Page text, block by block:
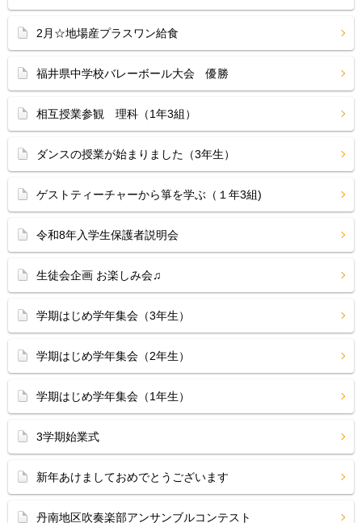
2月☆地場産プラスワン給食
福井県中学校バレーボール大会 優勝
相互授業参観 理科（1年3組）
ダンスの授業が始まりました（3年生）
ゲストティーチャーから箏を学ぶ（１年3組)
令和8年入学生保護者説明会
生徒会企画 お楽しみ会♫
学期はじめ学年集会（3年生）
学期はじめ学年集会（2年生）
学期はじめ学年集会（1年生）
3学期始業式
新年あけましておめでとうございます
丹南地区吹奏楽部アンサンブルコンテスト